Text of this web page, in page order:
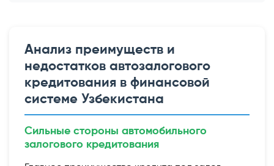
Анализ преимуществ и
недостатков автозалогового
кредитования в финансовой
системе Узбекистана
Сильные стороны автомобильного
залогового кредитования